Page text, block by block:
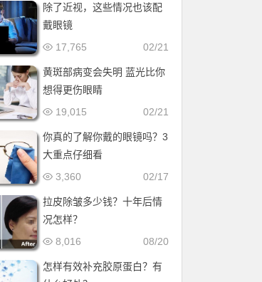
除了近视，这些情况也该配
戴眼镜
02/21
17,765
黄斑部病变会失明 蓝光比你
想得更伤眼睛
02/21
19,015
你真的了解你戴的眼镜吗？3
大重点仔细看
02/17
3,360
拉皮除皱多少钱？十年后情
况怎样？
08/20
8,016
怎样有效补充胶原蛋白？有